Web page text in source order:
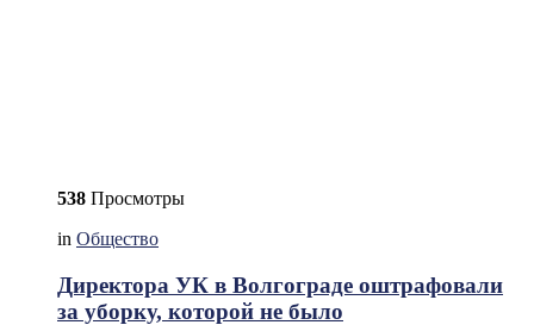
538 Просмотры
in Общество
Директора УК в Волгограде оштрафовали
за уборку, которой не было